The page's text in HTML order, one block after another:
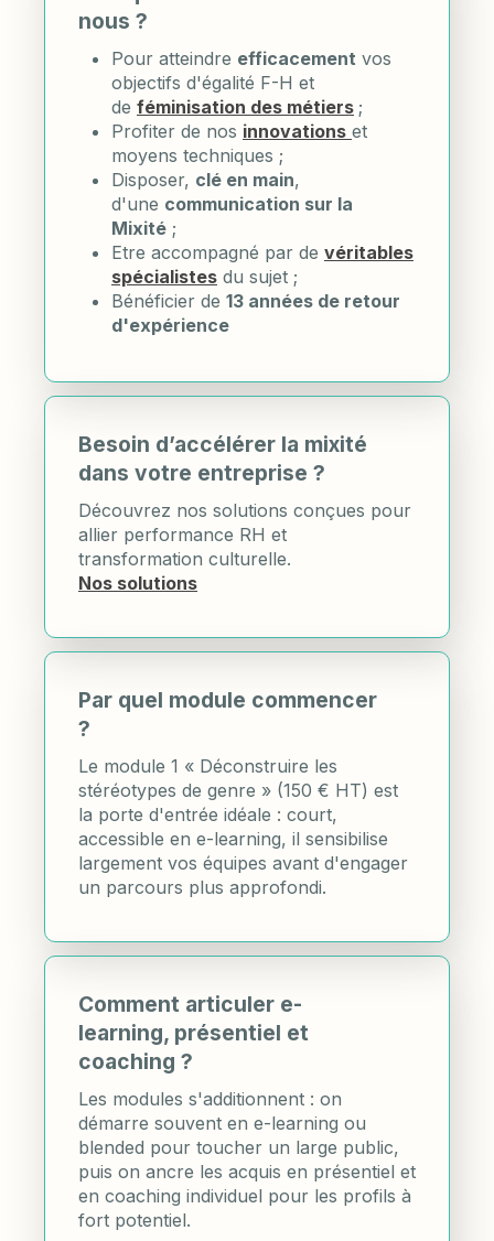
nous ?
Pour atteindre efficacement vos
objectifs d'égalité F-H et
de féminisation des métiers ;
Profiter de nos innovations et
moyens techniques ;
Disposer, clé en main,
d'une communication sur la
Mixité ;
Etre accompagné par de véritables
spécialistes du sujet ;
Bénéficier de 13 années de retour
d'expérience
Besoin d’accélérer la mixité
dans votre entreprise ?
Découvrez nos solutions conçues pour
allier performance RH et
transformation culturelle.
Nos solutions
Par quel module commencer
?
Le module 1 « Déconstruire les
stéréotypes de genre » (150 € HT) est
la porte d'entrée idéale : court,
accessible en e-learning, il sensibilise
largement vos équipes avant d'engager
un parcours plus approfondi.
Comment articuler e-
learning, présentiel et
coaching ?
Les modules s'additionnent : on
démarre souvent en e-learning ou
blended pour toucher un large public,
puis on ancre les acquis en présentiel et
en coaching individuel pour les profils à
fort potentiel.